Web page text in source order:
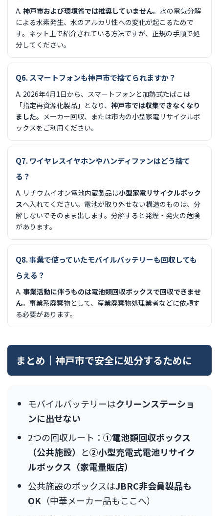
A. 神戸市および環境省では推奨していません。水の電気分解
による水素発生、水のアルカリ性への変化が起こるためで
す。ネット上で紹介されている方法ですが、正規の手順で処
分してください。
Q6. スマートフォンも神戸市で捨てられますか？
A. 2026年4月1日から、スマートフォンと加熱式たばこは
「指定再資源化製品」となり、 神戸市では収集できなくなり
ました。メーカー回収、または市内の小型家電リサイクルボ
ックスをご利用ください。
Q7. ワイヤレスイヤホンやハンディファンはどう捨て
る？
A. リチウムイオン電池内蔵製品は小型家電リサイクルボック
スへ入れてください。電池が取り外せない構造のものは、分
解しないでそのまま出します。分解すると発煙・発火の危険
があります。
Q8. 事業で使っていたモバイルバッテリーも回収しても
らえる？
A. 事業活動に伴うものは電池類回収ボックスで回収できませ
ん。事業系廃棄物として、産業廃棄物処理業者などに依頼す
る必要があります。
まとめ｜神戸市で安全に処分するために
モバイルバッテリーはクリーンステーショ
ンに出せない
2つの回収ルート： ①電池類回収ボックス
（公共施設） と②小型充電式電池リサイク
ルボックス（家電量販店）
公共施設のボックスはJBRC非会員製品も
OK （中華メーカー品もここへ）